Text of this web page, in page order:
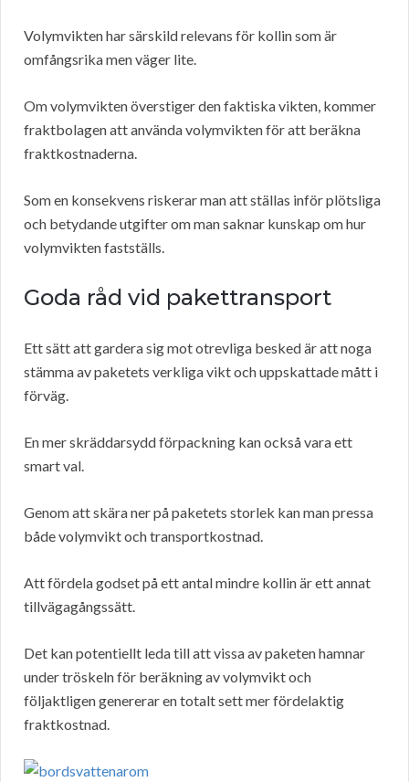
Volymvikten har särskild relevans för kollin som är
omfångsrika men väger lite.
Om volymvikten överstiger den faktiska vikten, kommer
fraktbolagen att använda volymvikten för att beräkna
fraktkostnaderna.
Som en konsekvens riskerar man att ställas inför plötsliga
och betydande utgifter om man saknar kunskap om hur
volymvikten fastställs.
Goda råd vid pakettransport
Ett sätt att gardera sig mot otrevliga besked är att noga
stämma av paketets verkliga vikt och uppskattade mått i
förväg.
En mer skräddarsydd förpackning kan också vara ett
smart val.
Genom att skära ner på paketets storlek kan man pressa
både volymvikt och transportkostnad.
Att fördela godset på ett antal mindre kollin är ett annat
tillvägagångssätt.
Det kan potentiellt leda till att vissa av paketen hamnar
under tröskeln för beräkning av volymvikt och
följaktligen genererar en totalt sett mer fördelaktig
fraktkostnad.